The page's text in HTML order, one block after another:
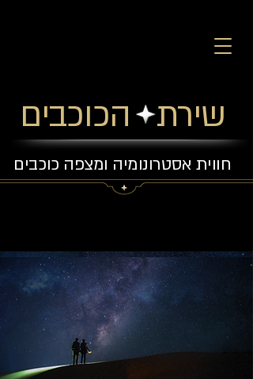
שירת הכוכבים
חווית אסטרונומיה ומצפה כוכבים